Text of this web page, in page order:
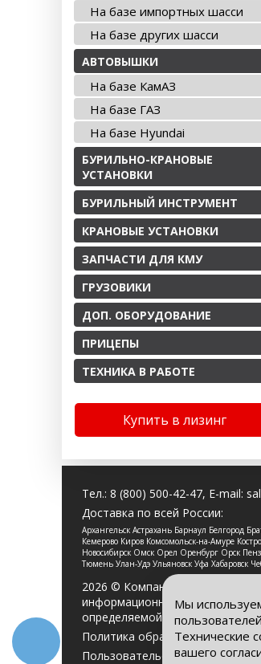
На базе импортных шасси
На базе других шасси
АВТОВЫШКИ
На базе КамАЗ
На базе ГАЗ
На базе Hyundai
БУРИЛЬНО-КРАНОВЫЕ
УСТАНОВКИ
БУРИЛЬНЫЙ ИНСТРУМЕНТ
КРАНОВЫЕ УСТАНОВКИ
ЗАПЧАСТИ ДЛЯ КМУ
ГРУЗОВИКИ
ДОП. ОБОРУДОВАНИЕ
ПРИЦЕПЫ
ТЕХНИКА В РАБОТЕ
Купить в лизинг
Тел.: 8 (800) 500-42-47, E-mail:
Доставка по всей России:
Архангельск Астрахань Барнаул Белгород
Кемерово Киров Комсомольск-на-Амуре
Новосибирск Омск Орел Оренбург Орск
Тюмень Улан-Удэ Ульяновск Уфа Хабаровск
2026 © Компания «Буровые
информационный характер и
определяемой положениями
Политика обработки
Пользовательское соглашение
Мы
Технические
вашего